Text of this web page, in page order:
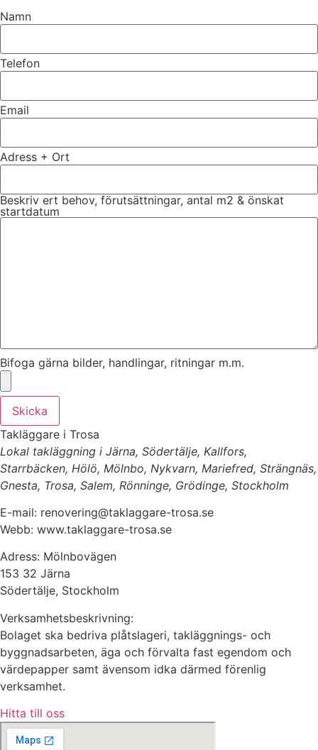
Namn
Telefon
Email
Adress + Ort
Beskriv ert behov, förutsättningar, antal m2 & önskat
startdatum
Bifoga gärna bilder, handlingar, ritningar m.m.
Skicka
Takläggare i Trosa
Lokal takläggning i Järna, Södertälje, Kallfors,
Starrbäcken, Hölö, Mölnbo, Nykvarn, Mariefred, Strängnäs,
Gnesta, Trosa, Salem, Rönninge, Grödinge, Stockholm
E-mail: renovering@taklaggare-trosa.se
Webb: www.taklaggare-trosa.se
Adress: Mölnbovägen
153 32 Järna
Södertälje, Stockholm
Verksamhetsbeskrivning:
Bolaget ska bedriva plåtslageri, takläggnings- och
byggnadsarbeten, äga och förvalta fast egendom och
värdepapper samt ävensom idka därmed förenlig
verksamhet.
Hitta till oss